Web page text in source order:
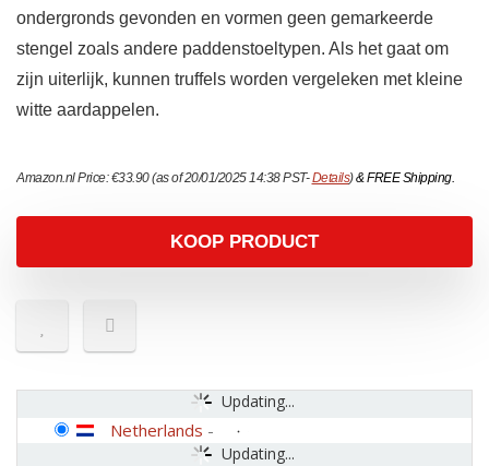
ondergronds gevonden en vormen geen gemarkeerde
stengel zoals andere paddenstoeltypen. Als het gaat om
zijn uiterlijk, kunnen truffels worden vergeleken met kleine
witte aardappelen.
Amazon.nl Price:€33.90(as of 20/01/2025 14:38 PST-Details)&FREE Shipping.
KOOP PRODUCT
Updating...
Updating...
Netherlands -